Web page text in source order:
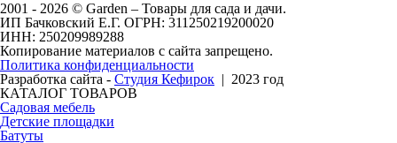
2001 - 2026 © Garden – Товары для сада и дачи.
ИП Бачковский Е.Г. ОГРН: 311250219200020
ИНН: 250209989288
Копирование материалов с сайта запрещено.
Политика конфиденциальности
Разработка сайта - Студия Кефирок | 2023 год
КАТАЛОГ ТОВАРОВ
Садовая мебель
Детские площадки
Батуты